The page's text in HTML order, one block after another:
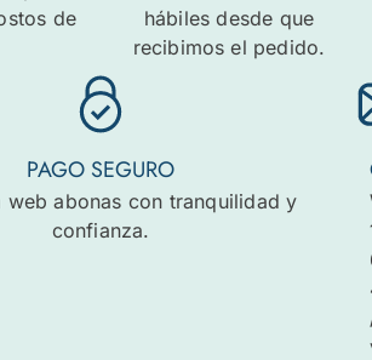
de
hábiles desde que
recibimos el pedido.
PAGO SEGURO
web abonas con tranquilidad y
confianza.